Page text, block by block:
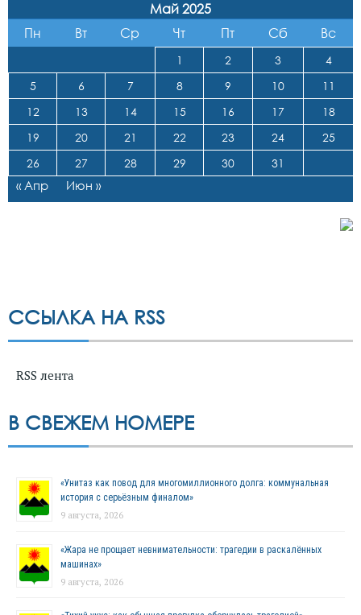
Май 2025
Пн
Вт Ср Чт Пт Сб Вс
1 2 3
4
5
6 7 8 9 10
11
12
13 14 15 16 17
18
19
20 21 22 23 24
25
26
27 28 29 30 31
« Апр Июн »
ССЫЛКА НА RSS
RSS лента
В СВЕЖЕМ НОМЕРЕ
«Унитаз как повод для многомиллионного долга: коммунальная
история с серьёзным финалом»
9 августа, 2026
«Жара не прощает невнимательности: трагедии в раскалённых
машинах»
9 августа, 2026